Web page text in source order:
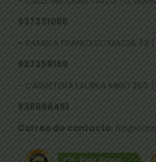
937331096
- RAMBLA FRANCESC MACIÀ 73
937359169
- CARRETERA LAUREÀ MIRÓ 285
936666451
Correo de contacto: